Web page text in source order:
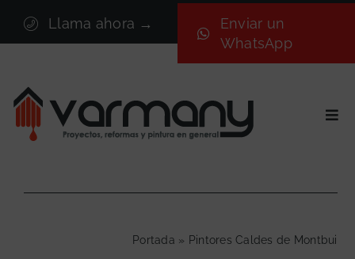
contenido
Llama ahora →
Enviar un
WhatsApp
Sectores
Portada » Pintores Caldes de Montbui